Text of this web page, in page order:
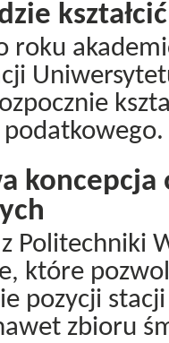
roku
Politechniki
które
pozycji
zbioru